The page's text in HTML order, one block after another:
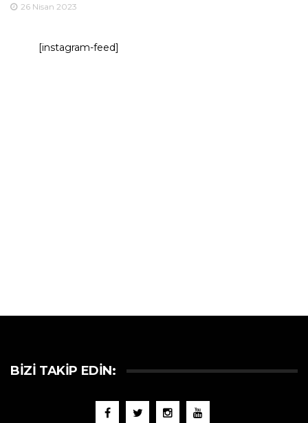
26 Nisan 2023
[instagram-feed]
BIZI TAKIP EDIN: